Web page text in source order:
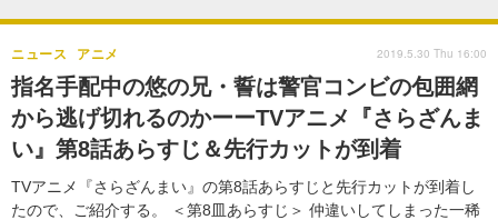
ゲーム・アプリ マンガ
グッズ イベント
声優 コスプレ
舞台 新帝スタ
特集一覧 カバー
ラキりす
連載マンガ
連載マンガ一覧 連載一覧
番組・動画
番組・動画一覧 ラジオ
動画
連載・ブログ
連載・ブログ一覧 コラム
編集部ブログ・お知らせ
指名手配中の悠の兄・誓は警官コンビの包囲網
から逃げ切れるのかーーTVアニメ『さらざんま
い』第8話あらすじ＆先行カットが到着
TVアニメ『さらざんまい』の第8話あらすじと先行カットが到着し
たので、ご紹介する。 ＜第8皿あらすじ＞ 仲違いしてしまった一稀
ニュース アニメ 2019.5.30 Thu 16:00